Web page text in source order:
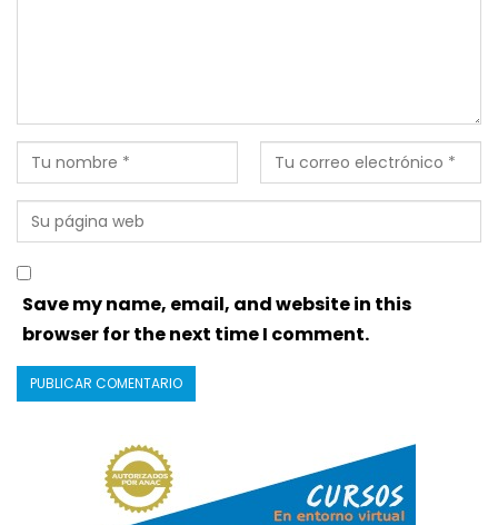
Save my name, email, and website in this
browser for the next time I comment.